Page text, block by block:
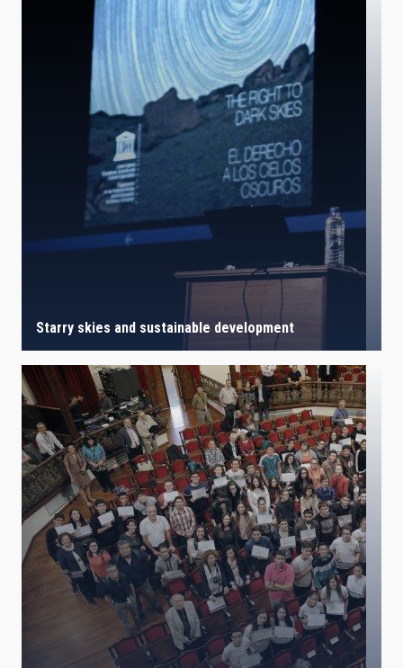
Starry skies and sustainable development